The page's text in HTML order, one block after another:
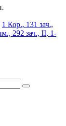
1 Кор., 131 зач.,
292 зач., II, 1-